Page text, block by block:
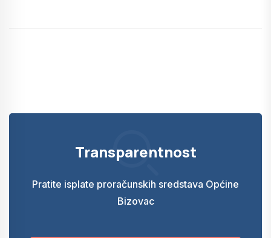
Transparentnost
Pratite isplate proračunskih sredstava Općine
Bizovac